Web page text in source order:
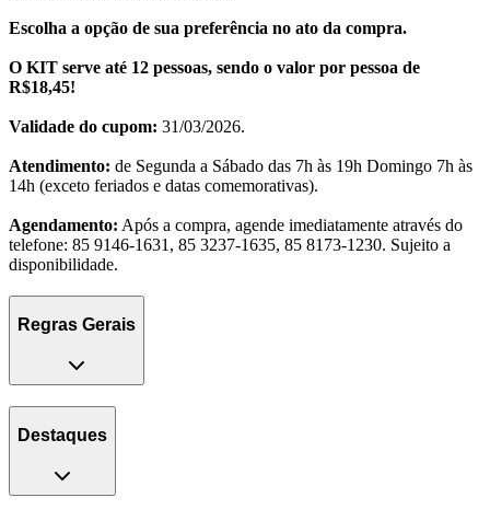
Escolha a opção de sua preferência no ato da compra.
O KIT serve até 12 pessoas, sendo o valor por pessoa de
R$18,45!
Validade do cupom: 31/03/2026.
Atendimento: de Segunda a Sábado das 7h às 19h Domingo 7h às
14h (exceto feriados e datas comemorativas).
Agendamento: Após a compra, agende imediatamente através do
telefone: 85 9146-1631, ‎85 3237-1635, 85 8173-1230. Sujeito a
disponibilidade.
Regras Gerais
Destaques